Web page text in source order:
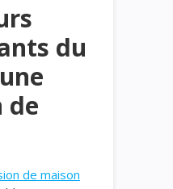
du
de
de maison